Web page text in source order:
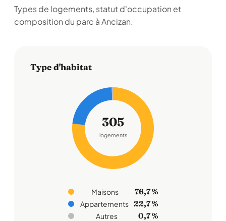
Types de logements, statut d'occupation et
composition du parc à Ancizan.
Type d'habitat
305
logements
Maisons 76,7 %
Appartements 22,7 %
Autres 0,7 %